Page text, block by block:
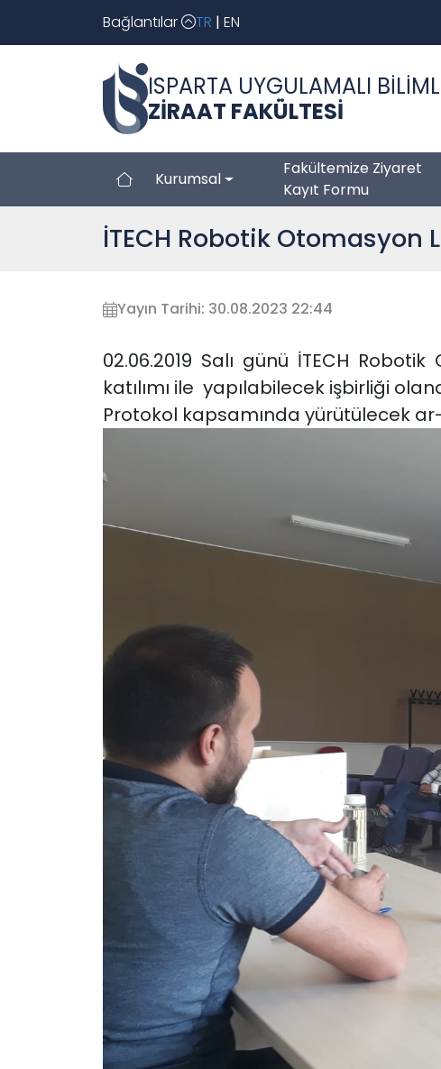
Bağlantılar TR | EN
ISPARTA UYGULAMALI
ZİRAAT FAKÜLTESİ
Kurumsal
Fakültemize Ziyaret
Kayıt Formu
İTECH Robotik Otomasyon
Yayın Tarihi: 30.08.2023 22:44
02.06.2019 Salı günü İTECH
katılımı ile yapılabilecek işbirliği
Protokol kapsamında yürütülecek